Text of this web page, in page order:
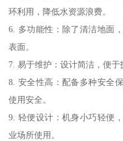
环利用，降低水资源浪费。
6. 多功能性：除了清洁地面
表面。
7. 易于维护：设计简洁，便于
8. 安全性高：配备多种安全
使用安全。
9. 轻便设计：机身小巧轻便
业场所使用。